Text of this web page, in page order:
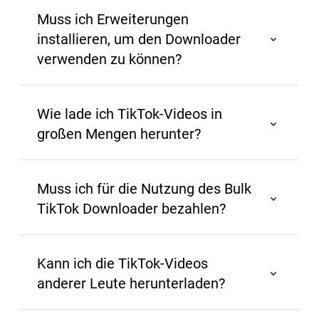
Muss ich Erweiterungen
installieren, um den Downloader
verwenden zu können?
Nein, es ist nicht erforderlich, Erweiterungen zu
Benutzernamen in das Eingabefeld auf unserer
Website ein und laden Sie Ihre Inhalte herunter.
Wie lade ich TikTok-Videos in
großen Mengen herunter?
Zum Herunterladen fügen Sie einfach den
Muss ich für die Nutzung des Bulk
TikTok Downloader bezahlen?
Nein, die Nutzung des Bulk TikTok Downloader
versteckte Gebühren.
Kann ich die TikTok-Videos
anderer Leute herunterladen?
Ja, wenn der Videoersteller Downloads aktiviert